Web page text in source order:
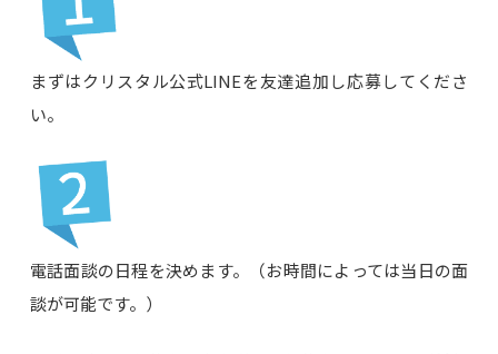
まずはクリスタル公式LINEを友達追加し応募してくださ
い。
電話面談の日程を決めます。（お時間によっては当日の面
談が可能です。）